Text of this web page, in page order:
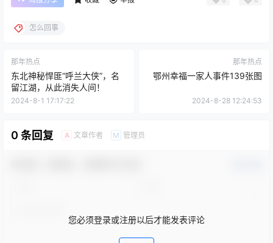
怎么回事
那年热点
东北神秘悍匪“呼兰大侠”，名
留江湖，从此消失人间！
2024-8-1 17:17:22
那年热点
鄂州幸福一家人事件139张图
2024-8-28 12:24:53
0 条回复 A 文章作者 M 管理员
您必须登录或注册以后才能发表评论